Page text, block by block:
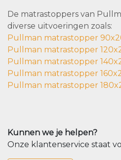
De matrastoppers van
diverse uitvoeringen zoals:
Pullman matrastopper
Pullman matrastopper
Pullman matrastopper
Pullman matrastopper
Pullman matrastopper
Kunnen we je helpen?
Onze klantenservice staat